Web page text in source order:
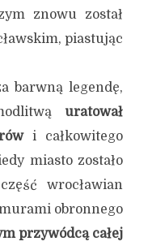
znowu został
piastując
barwną legendę,
uratował
i całkowitego
miasto zostało
wrocławian
obronnego
przywódcą całej